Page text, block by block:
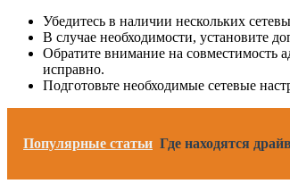
Убедитесь в наличии нескольких
В случае необходимости, установите
Обратите внимание на совместимость
исправно.
Подготовьте необходимые сетевые
Популярные статьи Где находятся